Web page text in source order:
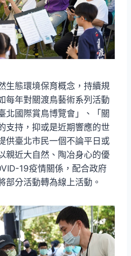
生態環境保育概念，持續規
每年對關渡鳥藝術系列活動
北國際賞鳥博覽會」、「關
支持，抑或是近期響應的世
供臺北市民一個不論平日或
親近大自然、陶冶身心的優
19疫情關係，配合政府
部分活動轉為線上活動。